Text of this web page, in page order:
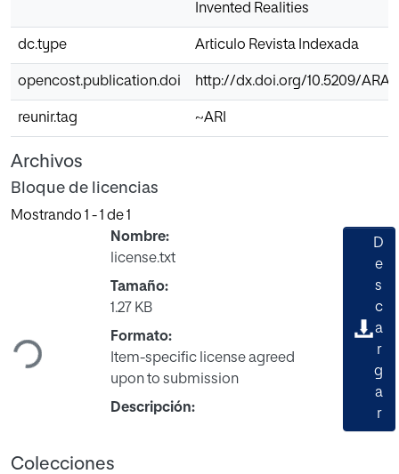
Invented Realities
dc.type Articulo Revista Indexada
opencost.publication.doi http://dx.doi.org/10.5209/
reunir.tag ~ARI
Archivos
Bloque de licencias
Mostrando 1 - 1 de 1
Cargando...
Nombre:
license.txt
Tamaño:
1.27 KB
Formato:
Item-specific license agreed
upon to submission
Descripción:
D
e
s
c
a
r
g
a
r
Colecciones